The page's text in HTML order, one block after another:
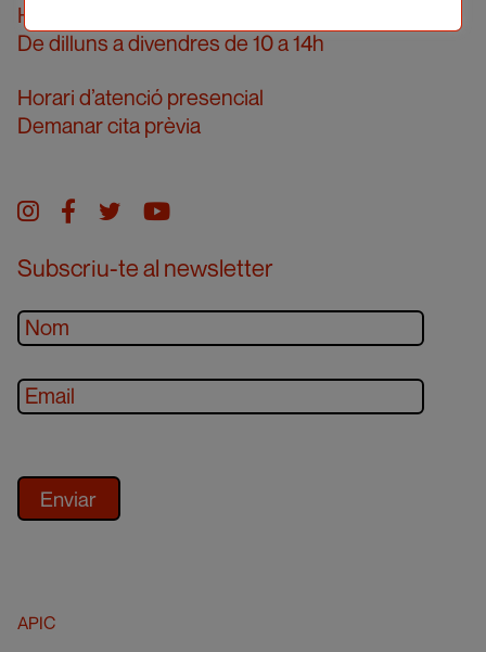
Horari d’atenció telefònica
De dilluns a divendres de 10 a 14h
Horari d’atenció presencial
Demanar cita prèvia
Instagram
facebook
twitteryoutube
Subscriu-te al newsletter
APIC